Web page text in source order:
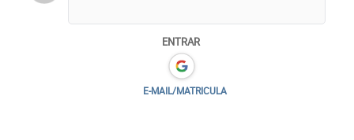
ENTRAR
E-MAIL/MATRICULA